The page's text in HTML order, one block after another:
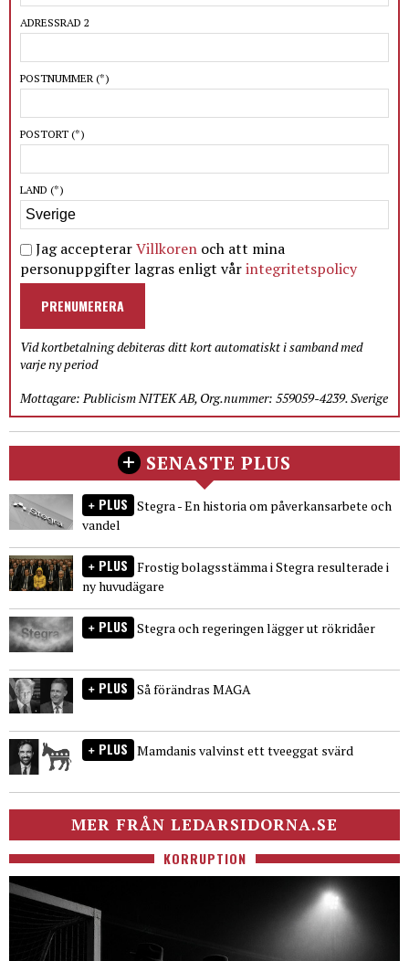
ADRESSRAD 2
POSTNUMMER (*)
POSTORT (*)
LAND (*)
Jag accepterarVillkoren och att mina
personuppgifter lagras enligt vårintegritetspolicy
PRENUMERERA
Vid kortbetalning debiteras ditt kort automatiskt i samband med
varje ny period
Mottagare: Publicism NITEK AB, Org.nummer: 559059-4239. Sverige
SENASTE PLUS
PLUS Stegra - En historia om påverkansarbete och
vandel
PLUS Frostig bolagsstämma i Stegra resulterade i
ny huvudägare
PLUS Stegra och regeringen lägger ut rökridåer
PLUS Så förändras MAGA
PLUS Mamdanis valvinst ett tveeggat svärd
MER FRÅN LEDARSIDORNA.SE
KORRUPTION